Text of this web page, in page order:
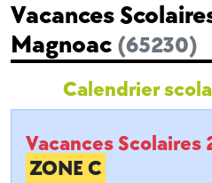
Vacances
Magnoac (65230)
Calendrier
Vacances
ZONE C